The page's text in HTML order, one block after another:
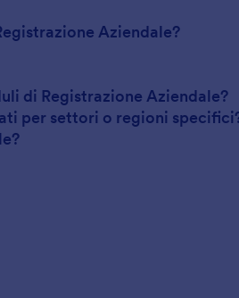
Aziendale?
di Registrazione Aziendale?
per settori o regioni